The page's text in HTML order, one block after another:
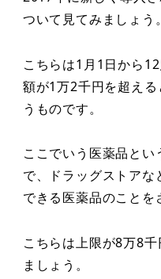
ついて見てみましょう。
こちらは1月1日から
額が1万2千円を超え
うものです。
ここでいう医薬品とい
で、ドラッグストア
できる医薬品のことを
こちらは上限が8万8
ましょう。